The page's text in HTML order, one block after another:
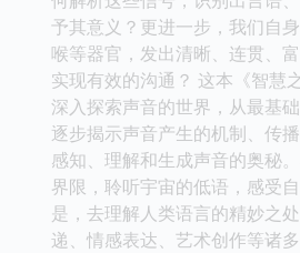
予其意义？更进一步，我们自
喉等器官，发出清晰、连贯、
实现有效的沟通？ 这本《智慧
深入探索声音的世界，从最基
逐步揭示声音产生的机制、传
感知、理解和生成声音的奥秘
界限，聆听宇宙的低语，感受
是，去理解人类语言的精妙之
递、情感表达、艺术创作等诸